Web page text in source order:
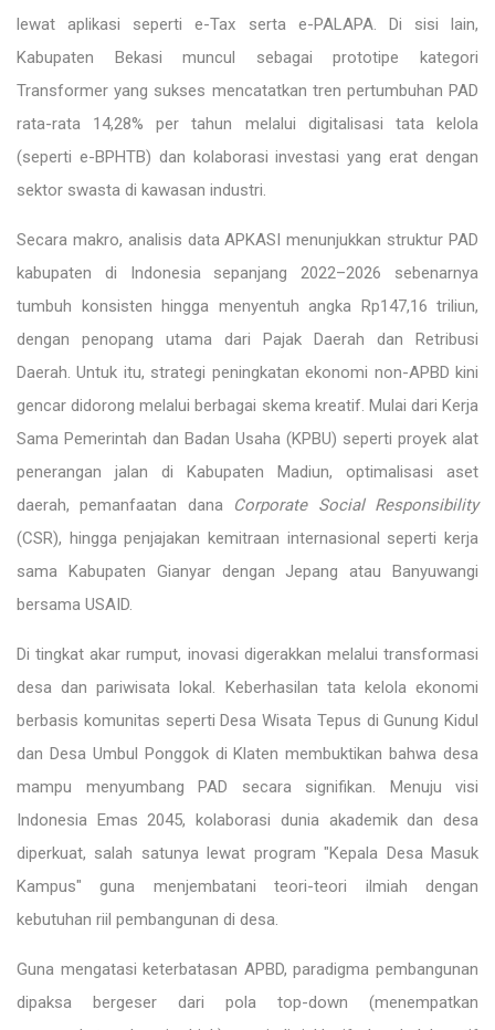
lewat aplikasi seperti e-Tax serta e-PALAPA. Di sisi lain,
Kabupaten Bekasi muncul sebagai prototipe kategori
Transformer yang sukses mencatatkan tren pertumbuhan PAD
rata-rata 14,28% per tahun melalui digitalisasi tata kelola
(seperti e-BPHTB) dan kolaborasi investasi yang erat dengan
sektor swasta di kawasan industri.
Secara makro, analisis data APKASI menunjukkan struktur PAD
kabupaten di Indonesia sepanjang 2022–2026 sebenarnya
tumbuh konsisten hingga menyentuh angka Rp147,16 triliun,
dengan penopang utama dari Pajak Daerah dan Retribusi
Daerah. Untuk itu, strategi peningkatan ekonomi non-APBD kini
gencar didorong melalui berbagai skema kreatif. Mulai dari Kerja
Sama Pemerintah dan Badan Usaha (KPBU) seperti proyek alat
penerangan jalan di Kabupaten Madiun, optimalisasi aset
daerah, pemanfaatan dana Corporate Social Responsibility
(CSR), hingga penjajakan kemitraan internasional seperti kerja
sama Kabupaten Gianyar dengan Jepang atau Banyuwangi
bersama USAID.
Di tingkat akar rumput, inovasi digerakkan melalui transformasi
desa dan pariwisata lokal. Keberhasilan tata kelola ekonomi
berbasis komunitas seperti Desa Wisata Tepus di Gunung Kidul
dan Desa Umbul Ponggok di Klaten membuktikan bahwa desa
mampu menyumbang PAD secara signifikan. Menuju visi
Indonesia Emas 2045, kolaborasi dunia akademik dan desa
diperkuat, salah satunya lewat program "Kepala Desa Masuk
Kampus" guna menjembatani teori-teori ilmiah dengan
kebutuhan riil pembangunan di desa.
Guna mengatasi keterbatasan APBD, paradigma pembangunan
dipaksa bergeser dari pola top-down (menempatkan